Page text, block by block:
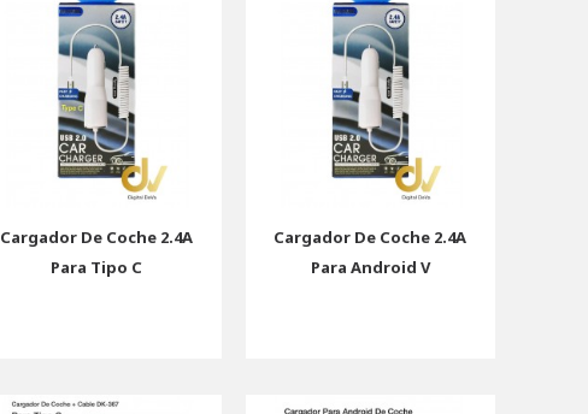
Cargador De Coche 2.4A
Para Tipo C
Cargador De Coche 2.4A
Para Android V